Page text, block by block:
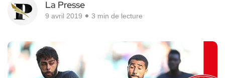
La Presse
9 avril 2019 3 min de lecture